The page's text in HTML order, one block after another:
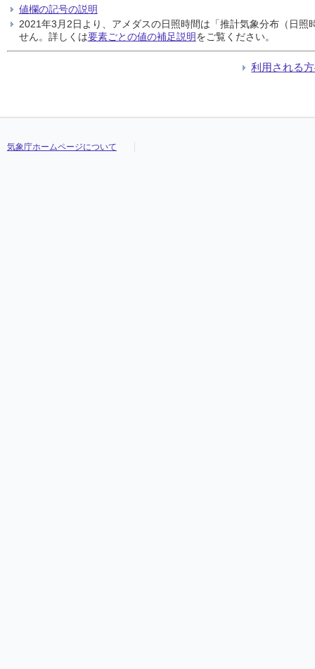
23
/// /// ///
24
/// /// /// /// /// /// ///
23
/// /// ///
24
/// /// /// /// /// /// ///
23
/// /// ///
24
/// /// /// /// /// /// ///
23
/// /// ///
24
/// /// /// /// /// /// ///
値欄の記号の説明
2021年3月2日より、アメダスの日照時間は「推計気象分布（日
せん。詳しくは要素ごとの値の補足説明をご覧ください。
利用される
気象庁ホームページについて